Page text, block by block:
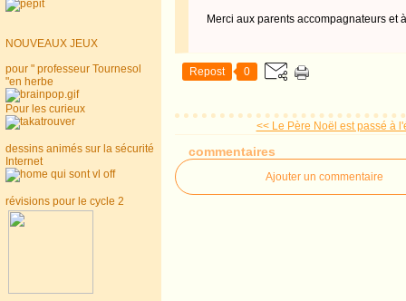
NOUVEAUX JEUX
pour " professeur Tournesol
"en herbe
Pour les curieux
dessins animés sur la sécurité
Internet
révisions pour le cycle 2
Merci aux parents accompagnateurs et
Repost 0
<< Le Père Noël est passé à
commentaires
Ajouter un commentaire